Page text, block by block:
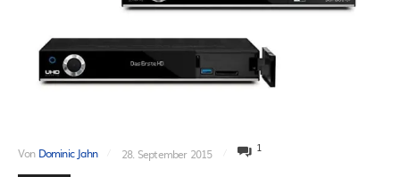
Von Dominic Jahn 28. September 2015 1